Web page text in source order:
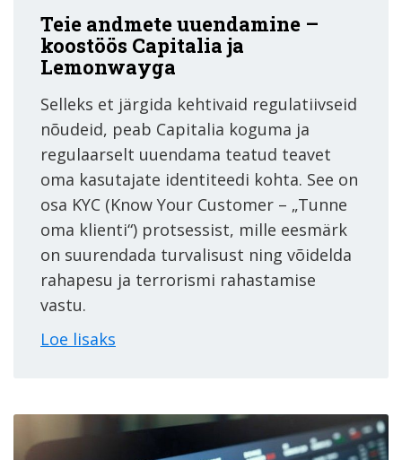
Teie andmete uuendamine –
koostöös Capitalia ja
Lemonwayga
Selleks et järgida kehtivaid regulatiivseid
nõudeid, peab Capitalia koguma ja
regulaarselt uuendama teatud teavet
oma kasutajate identiteedi kohta. See on
osa KYC (Know Your Customer – „Tunne
oma klienti“) protsessist, mille eesmärk
on suurendada turvalisust ning võidelda
rahapesu ja terrorismi rahastamise
vastu.
Loe lisaks